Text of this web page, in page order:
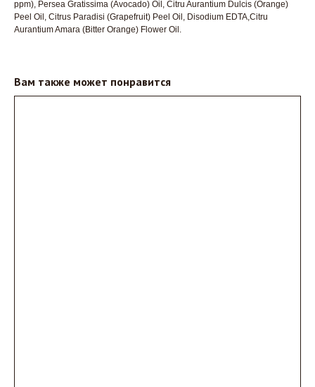
ppm), Persea Gratissima (Avocado) Oil, Citru Aurantium Dulcis (Orange)
Peel Oil, Citrus Paradisi (Grapefruit) Peel Oil, Disodium EDTA,Citru
Aurantium Amara (Bitter Orange) Flower Oil.
Вам также может понравится